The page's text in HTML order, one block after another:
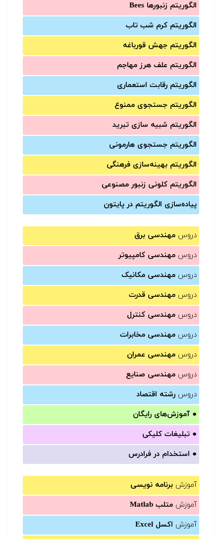
الگوریتم زنبورها Bees
الگوریتم کرم شب تاب
الگوریتم جهش قورباغه
الگوریتم علف هرز مهاجم
الگوریتم رقابت استعماری
الگوریتم جستجوی ممنوع
الگوریتم شبیه سازی تبرید
الگوریتم جستجوی هارمونی
الگوریتم بهینه‌سازی فرهنگی
الگوریتم کلونی زنبور مصنوعی
پیاده‌سازی الگوریتم در پایتون
دروس مهندسی برق
دروس مهندسی کامپیوتر
دروس مهندسی مکانیک
دروس مهندسی قدرت
دروس مهندسی کنترل
دروس مهندسی مخابرات
دروس مهندسی عمران
دروس مهندسی صنایع
دروس رشته اقتصاد
● آموزش‌های رایگان
● تبلیغات کلیکی
● استخدام در فرادرس
آموزش برنامه نویسی
آموزش متلب Matlab
آموزش اکسل Excel